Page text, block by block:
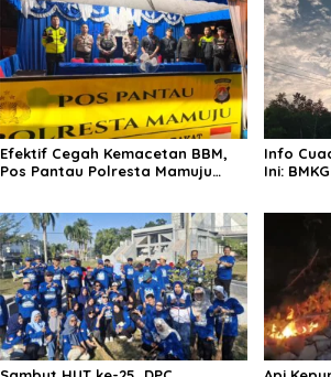
Efektif Cegah Kemacetan BBM,
Pos Pantau Polresta Mamuju
Info
Ini: